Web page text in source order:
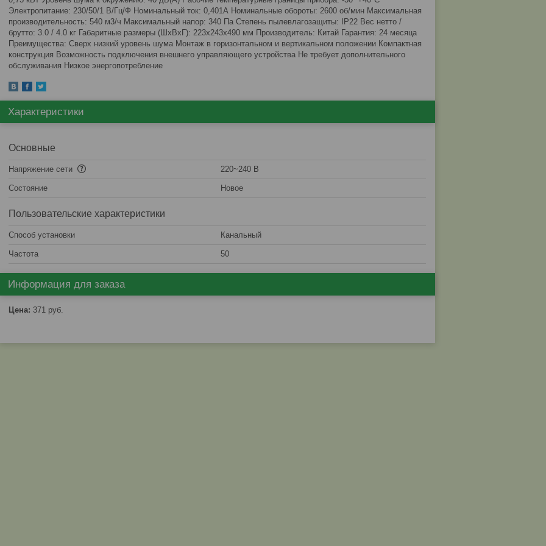
Электропитание: 230/50/1 В/Гц/Ф Номинальный ток: 0,401А Номинальные обороты: 2600 об/мин Максимальная
производительность: 540 м3/ч Максимальный напор: 340 Па Степень пылевлагозащиты: IP22 Вес нетто /
брутто: 3.0 / 4.0 кг Габаритные размеры (ШxВxГ): 223x243x490 мм Производитель: Китай Гарантия: 24 месяца
Преимущества: Сверх низкий уровень шума Монтаж в горизонтальном и вертикальном положении Компактная
конструкция Возможность подключения внешнего управляющего устройства Не требует дополнительного
обслуживания Низкое энергопотребление
Характеристики
Основные
Напряжение сети 220~240 В
Состояние Новое
Пользовательские характеристики
Способ установки Канальный
Частота 50
Информация для заказа
Цена: 371 руб.